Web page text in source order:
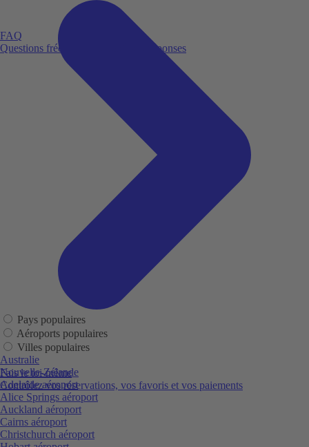
FAQ
Questions fréquemment posées et réponses
Fais le toi-même
Contrôlez vos réservations, vos favoris et vos paiements
Pays populaires
Aéroports populaires
Villes populaires
Australie
Nouvelle-Zélande
Adelaide aéroport
Alice Springs aéroport
Auckland aéroport
Cairns aéroport
Christchurch aéroport